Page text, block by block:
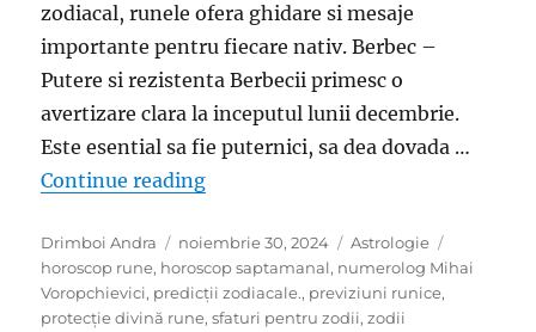
zodiacal, runele ofera ghidare si mesaje
importante pentru fiecare nativ. Berbec –
Putere si rezistenta Berbecii primesc o
avertizare clara la inceputul lunii decembrie.
Este esential sa fie puternici, sa dea dovada …
Continue reading„Mihai Voropchievici, horoscop
Author
Drimboi Andra
Posted
on
noiembrie 30, 2024 Categories
Astrologie
horoscop rune, horoscop saptamanal, numerolog Mihai
Voropchievici, predicții zodiacale., previziuni runice,
protecție divină rune,sfaturi pentru zodii,zodii